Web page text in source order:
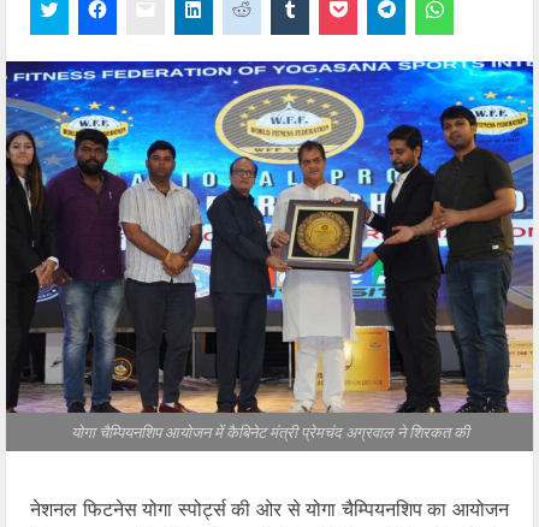
योगा चैम्पियनशिप आयोजन में कैबिनेट मंत्री प्रेमचंद अग्रवाल ने शिरकत की
नेशनल फिटनेस योगा स्पोर्ट्स की ओर से योगा चैम्पियनशिप का आयोजन